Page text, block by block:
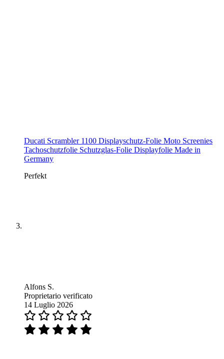
Ducati Scrambler 1100 Displayschutz-Folie Moto Screenies
Tachoschutzfolie Schutzglas-Folie Displayfolie Made in
Germany
Perfekt
Alfons S.
Proprietario verificato
14 Luglio 2026